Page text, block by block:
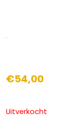
€54,00
Uitverkocht